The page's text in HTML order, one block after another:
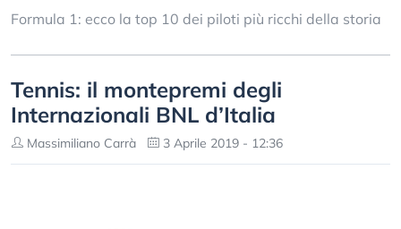
Formula 1: ecco la top 10 dei piloti più ricchi della storia
Tennis: il montepremi degli
Internazionali BNL d’Italia
Massimiliano Carrà 3 Aprile 2019 - 12:36